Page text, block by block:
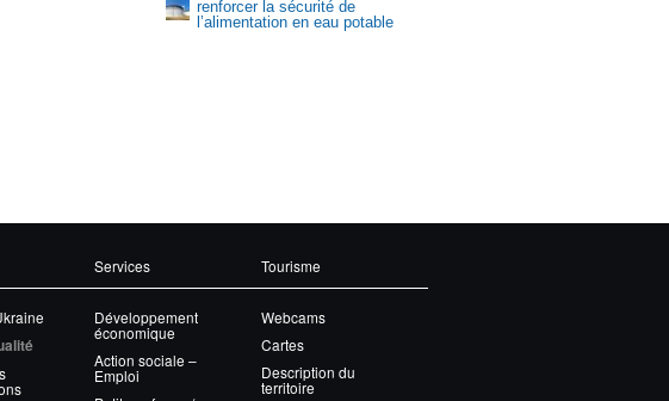
et offres d’emploi
renforcer la sécurité de
l’alimentation en eau potable
Services
Développement
économique
Action sociale –
Emploi
Tourisme
Webcams
Cartes
Description du
territoire